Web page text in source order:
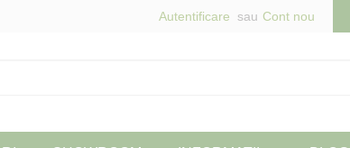
Autentificare Cont nou